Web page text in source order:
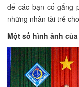
để các bạn cố gắng
những nhân tài trẻ
Một số hình ảnh